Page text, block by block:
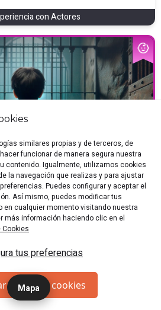
con Actores
encerrado con las pistas de los
presos."
Mapa
similares propias y de terceros, de
funcionar de manera segura nuestra
contenido. Igualmente, utilizamos cookies
la navegación que realizas y para ajustar
Puedes configurar y aceptar el
Así mismo, puedes modificar tus
cualquier momento visitando nuestra
más información haciendo clic en el
tus preferencias
todas las cookies